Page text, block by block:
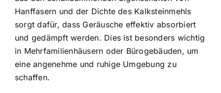
Hanffasern und der Dichte des Kalksteinmehls
sorgt dafür, dass Geräusche effektiv absorbiert
und gedämpft werden. Dies ist besonders wichtig
in Mehrfamilienhäusern oder Bürogebäuden, um
eine angenehme und ruhige Umgebung zu
schaffen.